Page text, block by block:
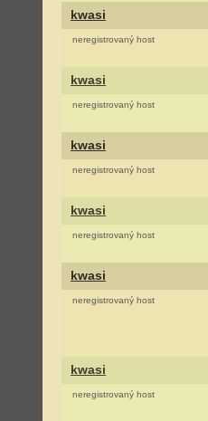
kwasi
neregistrovaný host
kwasi
neregistrovaný host
kwasi
neregistrovaný host
kwasi
neregistrovaný host
kwasi
neregistrovaný host
kwasi
neregistrovaný host